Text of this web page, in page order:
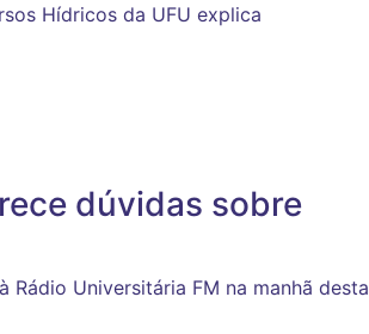
Hídricos da UFU explica
dúvidas sobre
Universitária FM na manhã desta